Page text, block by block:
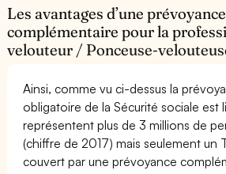
Les avantages d’une
complémentaire pour la
velouteur / Ponceuse-
Ainsi, comme vu ci-dessus la
obligatoire de la Sécurité sociale est
représentent plus de 3 millions de
(chiffre de 2017) mais seulement un
couvert par une prévoyance